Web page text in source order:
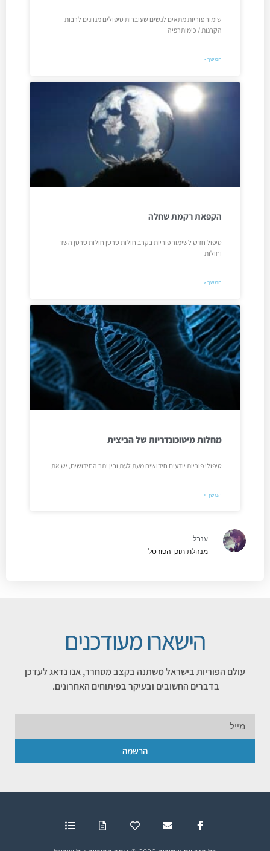
שימור פוריות מתאים לנשים שעוברות טיפולים מגוונים לרבות
הקרנות / כימותרפיה
המשך »
הקפאת רקמת שחלה
טיפול חדש לשימור פוריות בקרב חולות סרטן חולות סרטן השד
וחולות
המשך »
מחלות מיטוכונדריות של הביצית
טיפולי פוריות יודעים חידושים מעת לעת ובין יתר החידושים, יש את
המשך »
ענבל
מנהלת תוכן הפורטל
הישארו מעודכנים
עולם הפוריות בישראל משתנה בקצב מסחרר, אנו נדאג לעדכן
בדברים החשובים ובעיקר בפיתוחים האחרונים.
הרשמה